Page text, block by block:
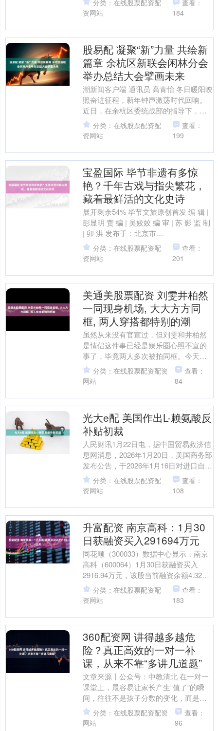
分类：在线股票配资配
资网站
查看：
184
股易配 凝聚“新”力量 共绘新
篇章 余杭区新联会闲林分会
举办总结大会擘画未来
潮新闻客户端 通讯员 高青怡 冬日暖阳映
照奋进征程，新年钟声激荡时代回响。
近日，在余杭区委统战部的指导下，余
杭区新的社会阶层人士联谊会闲林分会
（以下简称“闲林新....
分类：在线股票配资配
资网站
查看：
199
宝盈国际 毕节非遗有多惊
艳？千年古戏与指尖繁花，
藏着最鲜活的文化史诗
展开剩余54% 毕节文旅原创首发 编 辑 |
彭显明 责 编 | 吴姣姣 编 审 | 苏 影 监 制
| 卯 洪 发布于：北京市....
分类：在线股票配资配
资网站
查看：
201
美通美股票配资 刘雯井柏然
一同现身机场, 大大方方同
框, 两人穿搭都特别的潮
虽然从来没有官宣过，但刘雯和井柏然
是情侣这件事已经是娱乐圈心照不宣的
事了，毕竟两人多次被拍同框。今天，
又有网友在机场拍到了一同出门的井柏
然和刘雯。 井柏然戴着框....
分类：在线股票配资配资
网站
查看：
84
光大e配 美国作出L-赖氨酸反
补贴初裁
人民财讯1月22日电，据中国贸易救济信
息网消息，2026年1月20日，美国商务部
发布公告，于2026年1月16日对进口自中
国的L-赖氨酸（L-lysine）作出....
分类：在线股票配资配
资网站
查看：
108
升富配资 南京高科：1月30
日获融资买入291694万元
同花顺（300033）数据中心显示，南京
高科（600064）1月30日获融资买入
2916.94万元，该股当前融资余额4.32亿
元，占流通市值的2.76%，超过历....
分类：在线股票配资配
资网站
查看：
183
360配资网 讲得越多越危
险？真正高效的一对一补
课，从来不靠“多讲几道题”
文章来源丨公众号：中教清北 在一对一
课堂上，最容易让家长产生“值了”的瞬
间，往往不是孩子分数的变化，而是看
到老师一节课讲了很多题，板书密密麻
麻，节奏飞快，孩子似....
分类：在线股票配资配资
网站
查看：
96